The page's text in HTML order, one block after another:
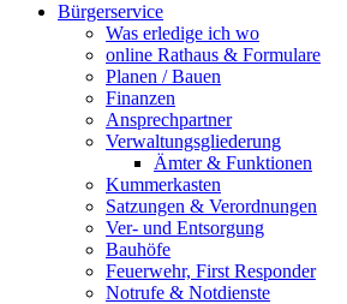
Bürgerservice
Was erledige ich wo
online Rathaus & Formulare
Planen / Bauen
Finanzen
Ansprechpartner
Verwaltungsgliederung
Ämter & Funktionen
Kummerkasten
Satzungen & Verordnungen
Ver- und Entsorgung
Bauhöfe
Feuerwehr, First Responder
Notrufe & Notdienste